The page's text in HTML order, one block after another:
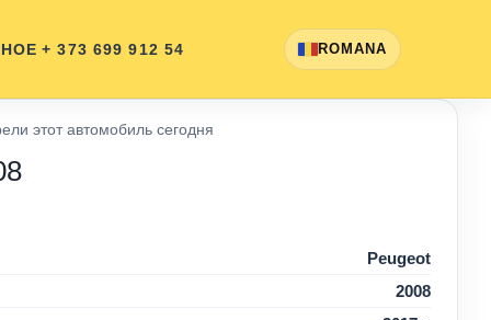
+ 373 699 912 54 ROMANA
этот автомобиль сегодня
Peugeot
2008